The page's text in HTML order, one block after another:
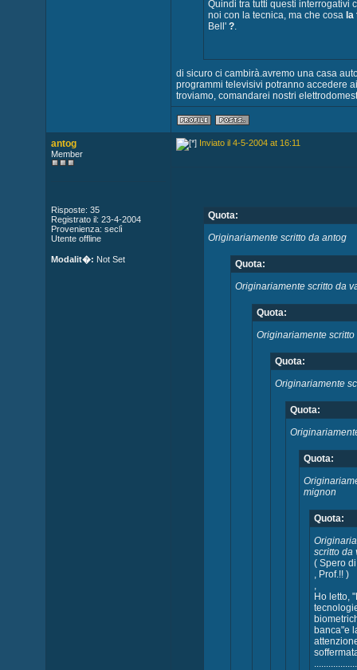
Quindi tra tutti questi interrogativi
noi con la tecnica, ma che cosa
Bell'?.
di sicuro ci cambirà.avremo una casa
programmi televisivi potranno accedere
troviamo, comandarei nostri
antog
Member
Risposte: 35
Registrato il: 23-4-2004
Provenienza: seclì
Utente offline
Modalit�: Not Set
Inviato il 4-5-2004 at 16:11
Quota:
Originariamente scritto da antog
Quota:
Originariamente scritto da
Quota:
Originariamente
Quota:
Originariamente
Quota:
Quota:
mignon
Quota:
scritto da
( Spero
, Prof.!! )
,
Ho letto,
banca"e